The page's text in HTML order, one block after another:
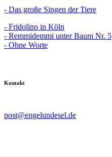
- Das große Singen der Tiere
- Fridolino in Köln
- Remmidemmi unter Baum Nr. 5
- Ohne Worte
Kontakt
post@engelundesel.de